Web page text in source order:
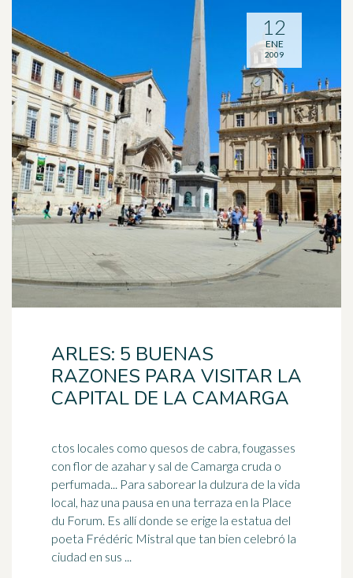
ARLES: 5 BUENAS
RAZONES PARA VISITAR LA
CAPITAL DE LA CAMARGA
ctos locales como quesos de cabra, fougasses
con flor de azahar y sal de Camarga cruda o
perfumada... Para saborear la dulzura de la vida
local, haz una pausa en una terraza en la Place
du Forum. Es allí donde se erige la estatua del
poeta Frédéric Mistral que tan bien celebró la
ciudad en sus ...
12
ENE
2009